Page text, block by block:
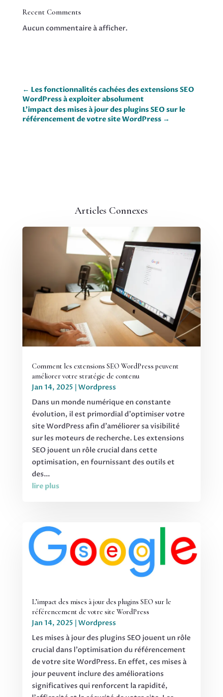
Recent Comments
Aucun commentaire à afficher.
← Les fonctionnalités cachées des extensions SEO
WordPress à exploiter absolument
L'impact des mises à jour des plugins SEO sur le
référencement de votre site WordPress→
Articles Connexes
Comment les extensions SEO WordPress peuvent
améliorer votre stratégie de contenu
Jan 14, 2025 | Wordpress
Dans un monde numérique en constante
évolution, il est primordial d'optimiser votre
site WordPress afin d'améliorer sa visibilité
sur les moteurs de recherche. Les extensions
SEO jouent un rôle crucial dans cette
optimisation, en fournissant des outils et
des...
lire plus
L’impact des mises à jour des plugins SEO sur le
référencement de votre site WordPress
Jan 14, 2025 | Wordpress
Les mises à jour des plugins SEO jouent un rôle
crucial dans l'optimisation du référencement
de votre site WordPress. En effet, ces mises à
jour peuvent inclure des améliorations
significatives qui renforcent la rapidité,